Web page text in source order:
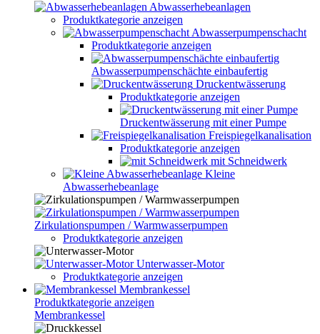
Abwasserhebeanlagen
Produktkategorie anzeigen
Abwasserpumpenschacht
Produktkategorie anzeigen
Abwasserpumpenschächte einbaufertig
Druckentwässerung
Produktkategorie anzeigen
Druckentwässerung mit einer Pumpe
Freispiegelkanalisation
Produktkategorie anzeigen
mit Schneidwerk
Kleine
Abwasserhebeanlage
Zirkulationspumpen / Warmwasserpumpen
Produktkategorie anzeigen
Unterwasser-Motor
Produktkategorie anzeigen
Membrankessel
Produktkategorie anzeigen
Membrankessel